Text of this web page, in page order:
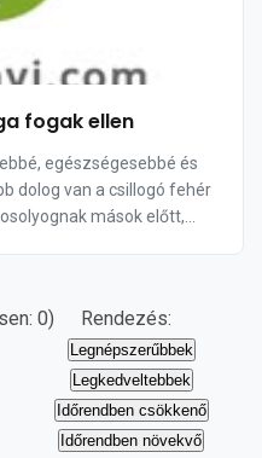
fogak ellen
egészségesebbé és
dolog van a csillogó fehér
mások előtt,
0) Rendezés: